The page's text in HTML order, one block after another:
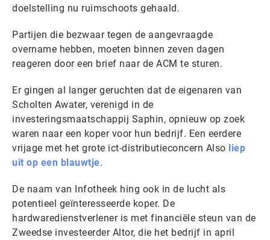
doelstelling nu ruimschoots gehaald.
Partijen die bezwaar tegen de aangevraagde
overname hebben, moeten binnen zeven dagen
reageren door een brief naar de ACM te sturen.
Er gingen al langer geruchten dat de eigenaren van
Scholten Awater, verenigd in de
investeringsmaatschappij Saphin, opnieuw op zoek
waren naar een koper voor hun bedrijf. Een eerdere
vrijage met het grote ict-distributieconcern Also liep
uit op een blauwtje.
De naam van Infotheek hing ook in de lucht als
potentieel geïnteresseerde koper. De
hardwaredienstverlener is met financiële steun van de
Zweedse investeerder Altor, die het bedrijf in april